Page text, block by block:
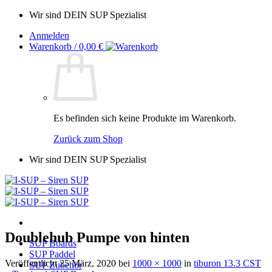
Zum
springen
Wir sind DEIN SUP Spezialist
Anmelden
Warenkorb /0,00 €
Es befinden sich keine Produkte im Warenkorb.
Zurück zum Shop
Wir sind DEIN SUP Spezialist
SUP Boards
SUP Paddel
SUP Zubehör
Doublehub Pumpe von hinten
Veröffentlicht25 März, 2020 bei 1000 × 1000 in tiburon 13.3 CST